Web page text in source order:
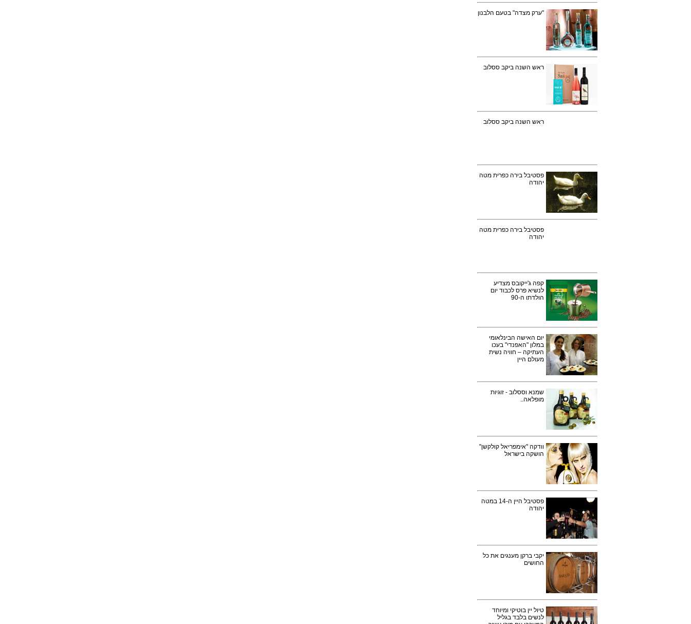
"ערק מצדה" בטעם הלבנון
ראש השנה ביקב ססלוב
ראש השנה ביקב ססלוב
פסטיבל בירה כפרית מטה
יהודה
פסטיבל בירה כפרית מטה
יהודה
קפה ג'ייקובס מצדיע
לנשיא פרס לכבוד יום
הולדתו ה-90
יום האישה הבינלאומי
במלון "האפנדי" בעכו
העתיקה – חוויה נשית
מעולם היין
שמנא וססלוב - זוגיות
מופלאה..
וודקה "אימפריאל קולקשן"
הושקה בישראל
פסטיבל היין ה-14 במטה
יהודה
יקבי ברקן מענגים את כל
החושים
טיול יין בוטיקי ומיוחד
לנשים בלבד בגליל